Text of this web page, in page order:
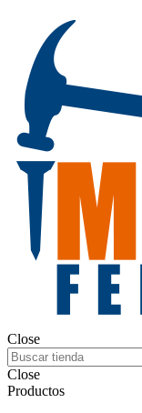
Close
Close
Productos